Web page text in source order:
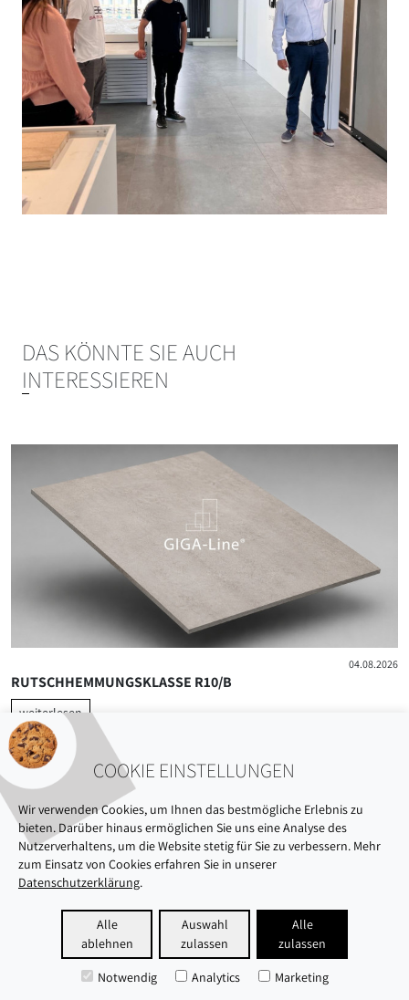
DAS KÖNNTE SIE AUCH
INTERESSIEREN
04.08.2026
RUTSCHHEMMUNGSKLASSE R10/B
weiterlesen
ÜBER UNS AUSSTELLUNG
NACHHALTIGKEIT
KARRIERE
DATENSCHUTZ IMPRESSUM
COOKIE EINSTELLUNGEN
Wir verwenden Cookies, um Ihnen das bestmögliche Erlebnis zu
bieten. Darüber hinaus ermöglichen Sie uns eine Analyse des
Nutzerverhaltens, um die Website stetig für Sie zu verbessern. Mehr
zum Einsatz von Cookies erfahren Sie in unserer
Datenschutzerklärung.
Alle
ablehnen
Auswahl
zulassen
Alle
zulassen
Notwendig Analytics Marketing